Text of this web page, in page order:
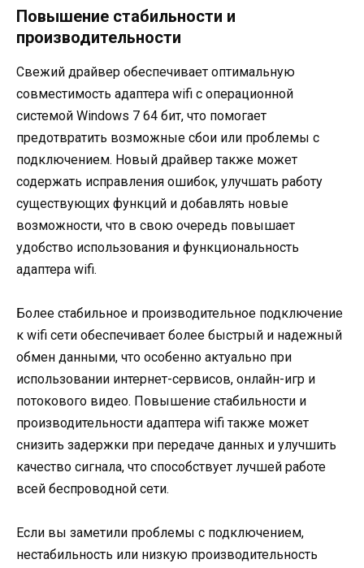
Повышение стабильности и
производительности
Свежий драйвер обеспечивает оптимальную
совместимость адаптера wifi с операционной
системой Windows 7 64 бит, что помогает
предотвратить возможные сбои или проблемы с
подключением. Новый драйвер также может
содержать исправления ошибок, улучшать работу
существующих функций и добавлять новые
возможности, что в свою очередь повышает
удобство использования и функциональность
адаптера wifi.
Более стабильное и производительное подключение
к wifi сети обеспечивает более быстрый и надежный
обмен данными, что особенно актуально при
использовании интернет-сервисов, онлайн-игр и
потокового видео. Повышение стабильности и
производительности адаптера wifi также может
снизить задержки при передаче данных и улучшить
качество сигнала, что способствует лучшей работе
всей беспроводной сети.
Если вы заметили проблемы с подключением,
нестабильность или низкую производительность